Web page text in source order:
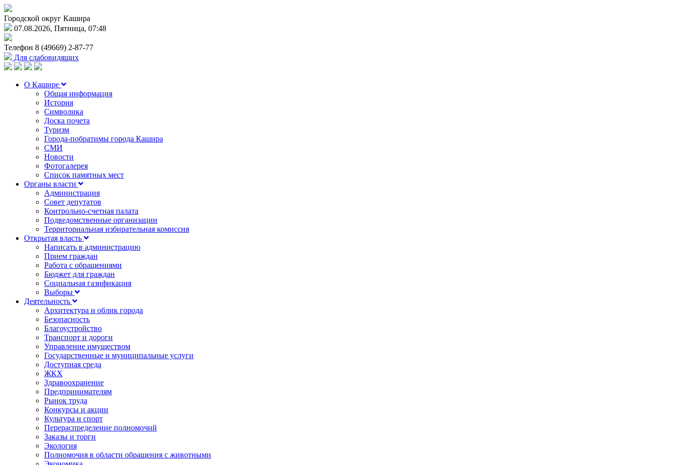
Городской округ Кашира
07.08.2026, Пятница, 07:48
Телефон 8 (49669) 2-87-77
Для слабовидящих
О Кашире
Общая информация
История
Символика
Доска почета
Туризм
Города-побратимы города Кашира
СМИ
Новости
Фотогалерея
Список памятных мест
Органы власти
Администрация
Совет депутатов
Контрольно-счетная палата
Подведомственные организации
Территориальная избирательная комиссия
Открытая власть
Написать в администрацию
Прием граждан
Работа с обращениями
Бюджет для граждан
Социальная газификация
Выборы
Деятельность
Архитектура и облик города
Безопасность
Благоустройство
Транспорт и дороги
Управление имуществом
Государственные и муниципальные услуги
Доступная среда
ЖКХ
Здравоохранение
Предпринимателям
Рынок труда
Конкурсы и акции
Культура и спорт
Перераспределение полномочий
Заказы и торги
Экология
Полномочия в области обращения с животными